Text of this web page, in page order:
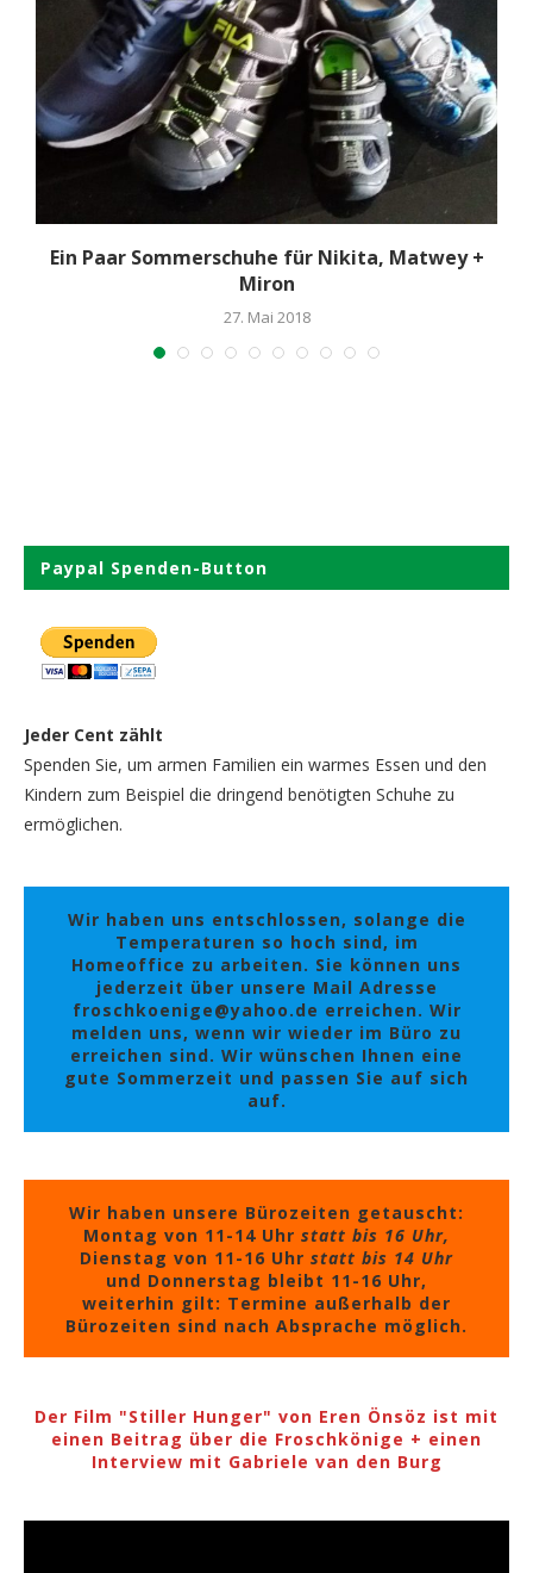
Ein Paar Sommerschuhe für Nikita, Matwey +
Miron
27. Mai 2018
Paypal Spenden-Button
Jeder Cent zählt
Spenden Sie, um armen Familien ein warmes Essen und den
Kindern zum Beispiel die dringend benötigten Schuhe zu
ermöglichen.
Wir haben uns entschlossen, solange die
Temperaturen so hoch sind, im
Homeoffice zu arbeiten. Sie können uns
jederzeit über unsere Mail Adresse
froschkoenige@yahoo.de erreichen. Wir
melden uns, wenn wir wieder im Büro zu
erreichen sind. Wir wünschen Ihnen eine
gute Sommerzeit und passen Sie auf sich
auf.
Wir haben unsere Bürozeiten getauscht:
Montag von 11-14 Uhr statt bis 16 Uhr,
Dienstag von 11-16 Uhr statt bis 14 Uhr
und Donnerstag bleibt 11-16 Uhr,
weiterhin gilt: Termine außerhalb der
Bürozeiten sind nach Absprache möglich.
Der Film "Stiller Hunger" von Eren Önsöz ist mit
einen Beitrag über die Froschkönige + einen
Interview mit Gabriele van den Burg